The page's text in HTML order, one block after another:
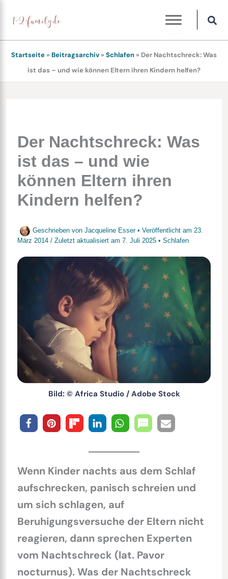
Inhalt
springen
Startseite » Beitragsarchiv » Schlafen » Der Nachtschreck: Was
ist das – und wie können Eltern ihren Kindern helfen?
Der Nachtschreck: Was
ist das – und wie
können Eltern ihren
Kindern helfen?
Geschrieben von Jacqueline Esser • Veröffentlicht am 23.
März 2014 / Zuletzt aktualisiert am 7. Juli 2025• Schlafen
Bild: © Africa Studio / Adobe Stock
Wenn Kinder nachts aus dem Schlaf
aufschrecken, panisch schreien und
um sich schlagen, auf
Beruhigungsversuche der Eltern nicht
reagieren, dann sprechen Experten
vom Nachtschreck (lat. Pavor
nocturnus). Was der Nachtschreck